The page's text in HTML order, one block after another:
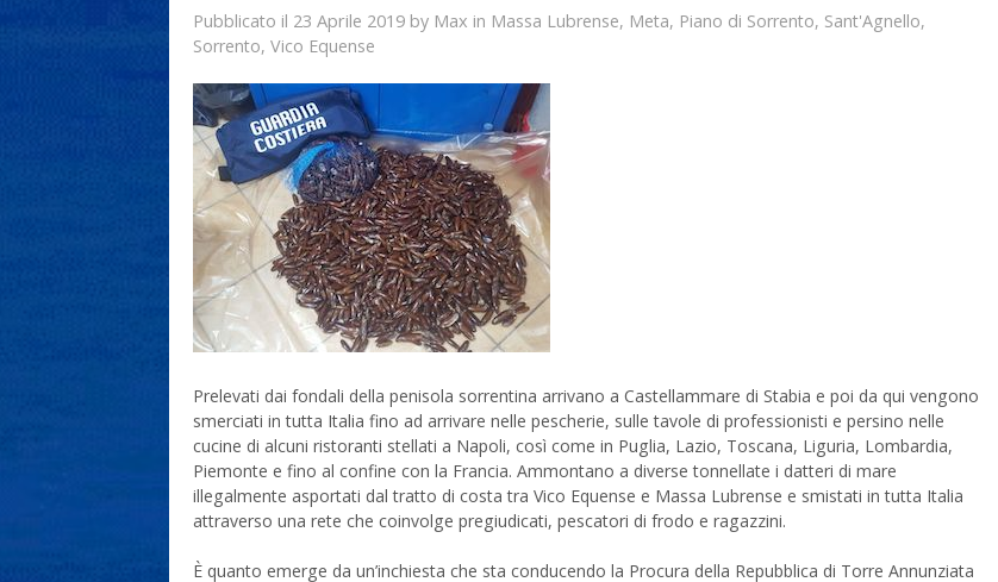
Pubblicato il 23 Aprile 2019 by Max in Massa Lubrense, Meta, Piano di Sorrento, Sant'Agnello,
Sorrento, Vico Equense
Prelevati dai fondali della penisola sorrentina arrivano a Castellammare di Stabia e poi da qui vengono
smerciati in tutta Italia fino ad arrivare nelle pescherie, sulle tavole di professionisti e persino nelle
cucine di alcuni ristoranti stellati a Napoli, così come in Puglia, Lazio, Toscana, Liguria, Lombardia,
Piemonte e fino al confine con la Francia. Ammontano a diverse tonnellate i datteri di mare
illegalmente asportati dal tratto di costa tra Vico Equense e Massa Lubrense e smistati in tutta Italia
attraverso una rete che coinvolge pregiudicati, pescatori di frodo e ragazzini.
È quanto emerge da un’inchiesta che sta conducendo la Procura della Repubblica di Torre Annunziata